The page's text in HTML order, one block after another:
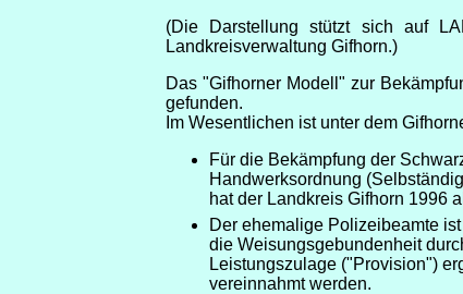
(Die Darstellung stützt sich auf
Landkreisverwaltung Gifhorn.)
Das "Gifhorner Modell" zur
gefunden.
Im Wesentlichen ist unter dem
Für die Bekämpfung der
Handwerksordnung
hat der Landkreis Gifhorn 1996
Der ehemalige Polizeibeamte
die Weisungsgebundenheit
Leistungszulage ("Provision")
vereinnahmt werden.